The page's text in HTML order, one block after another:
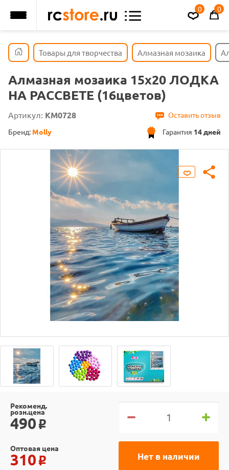
0 0
Товары для творчества Алмазная мозаика
Алмазная мозаика 15х20 ЛОДКА
НА РАССВЕТЕ (16цветов)
Артикул: KM0728
Оставить отзыв
Гарантия 14 дней
Бренд: Molly
Рекоменд.
розн.цена
490 o
Нет в наличии
Оптовая цена
310 o